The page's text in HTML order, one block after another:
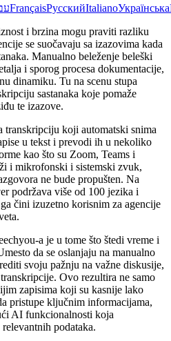
FrançaisРусскийItalianoУкраїнська
i brzina mogu praviti razliku
se suočavaju sa izazovima kada
Manualno beleženje beleški
i sporog procesa dokumentacije,
dinamiku. Tu na scenu stupa
sastanaka koje pomaže
te izazove.
transkripciju koji automatski snima
u tekst i prevodi ih u nekoliko
kao što su Zoom, Teams i
i mikrofonski i sistemski zvuk,
ne bude propušten. Na
podržava više od 100 jezika i
čini izuzetno korisnim za agencije
a je u tome što štedi vreme i
da se oslanjaju na manualno
svoju pažnju na važne diskusije,
Ovo rezultira ne samo
zapisima koji su kasnije lako
pristupe ključnim informacijama,
AI funkcionalnosti koja
podataka.